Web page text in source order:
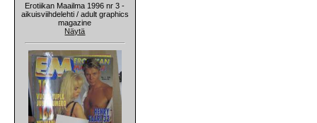
Erotiikan Maailma 1996 nr 3 -
aikuisviihdelehti / adult graphics
magazine
Näytä